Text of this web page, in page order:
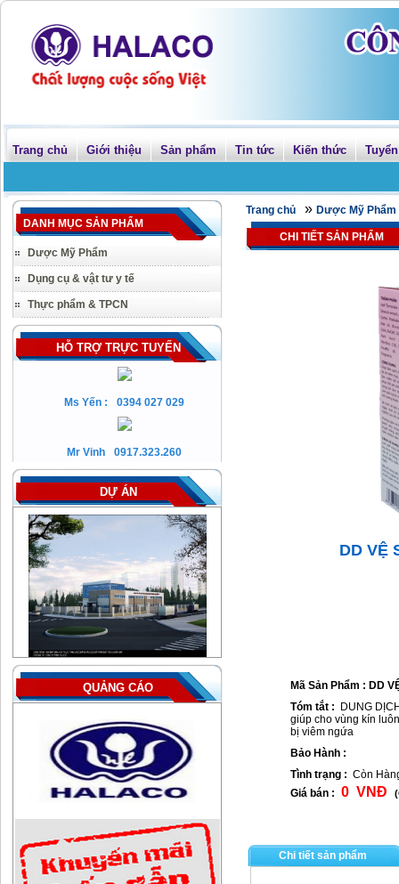
Trang chủ Giới thiệu Sản phẩm Tin tức Kiến thức
DANH MỤC SẢN PHẨM
Dược Mỹ Phẩm
Dụng cụ & vật tư y tế
Thực phẩm & TPCN
HỖ TRỢ TRỰC TUYẾN
Ms Yến : 0394 027 029
Mr Vinh 0917.323.260
DỰ ÁN
QUẢNG CÁO
Trang chủ » Dược Mỹ Phẩm
CHI TIẾT SẢN PHẨM
DD VỆ
Mã Sản Phẩm : DD
Tóm tắt :
DUNG
giúp cho vùng kín
bị viêm ngứa
Bảo Hành :
Tình trạng : Còn
Giá bán : 0 VNÐ
Chi tiết sản phẩm